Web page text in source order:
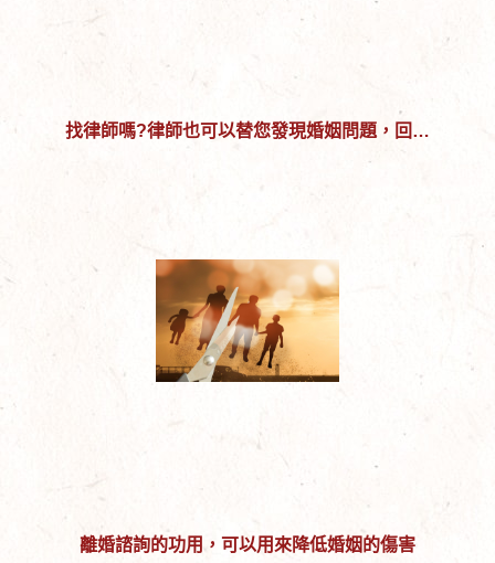
找律師嗎?律師也可以替您發現婚姻問題，回到
離婚諮詢的功用，可以用來降低婚姻的傷害